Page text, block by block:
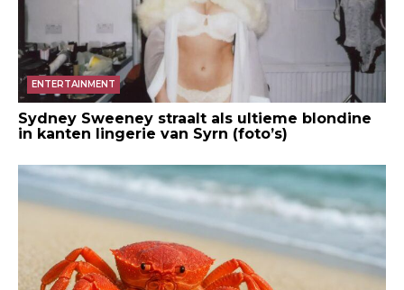
ENTERTAINMENT
Sydney Sweeney straalt als ultieme blondine
in kanten lingerie van Syrn (foto’s)